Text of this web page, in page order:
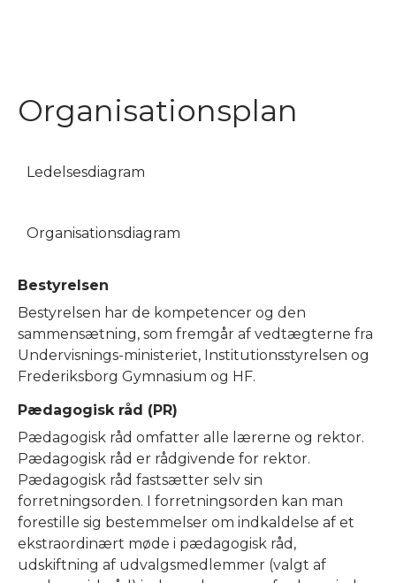
Organisationsplan
Ledelsesdiagram
Organisationsdiagram
Bestyrelsen
Bestyrelsen har de kompetencer og den
sammensætning, som fremgår af vedtægterne fra
Undervisnings-ministeriet, Institutionsstyrelsen og
Frederiksborg Gymnasium og HF.
Pædagogisk råd (PR)
Pædagogisk råd omfatter alle lærerne og rektor.
Pædagogisk råd er rådgivende for rektor.
Pædagogisk råd fastsætter selv sin
forretningsorden. I forretningsorden kan man
forestille sig bestemmelser om indkaldelse af et
ekstraordinært møde i pædagogisk råd,
udskiftning af udvalgsmedlemmer (valgt af